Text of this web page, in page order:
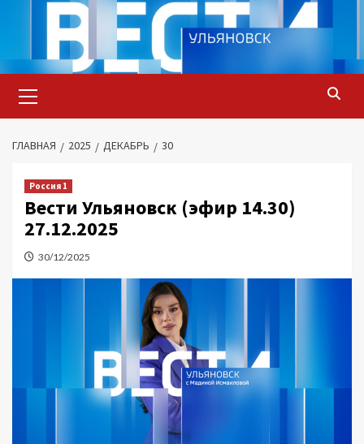
содержимому
меню
ГЛАВНАЯ 2025 ДЕКАБРЬ 30
Россия 1
Вести Ульяновск (эфир 14.30)
27.12.2025
30/12/2025